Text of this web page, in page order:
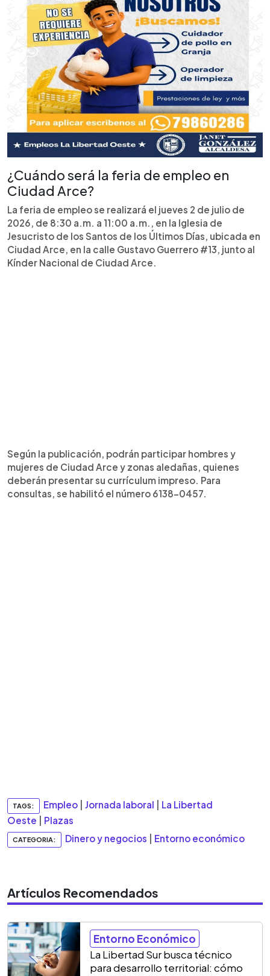
¿Cuándo será la feria de empleo en
Ciudad Arce?
La feria de empleo se realizará el jueves 2 de julio de
2026, de 8:30 a.m. a 11:00 a.m., en la Iglesia de
Jesucristo de los Santos de los Últimos Días, ubicada en
Ciudad Arce, en la calle Gustavo Guerrero #13, junto al
Kínder Nacional de Ciudad Arce.
Según la publicación, podrán participar hombres y
mujeres de Ciudad Arce y zonas aledañas, quienes
deberán presentar su currículum impreso. Para
consultas, se habilitó el número 6138-0457.
TAGS: Empleo Jornada laboral
La Libertad
Oeste
Plazas
CATEGORIA: Dinero y negocios Entorno económico
Artículos Recomendados
Entorno Económico
La Libertad Sur busca técnico
para desarrollo territorial: cómo